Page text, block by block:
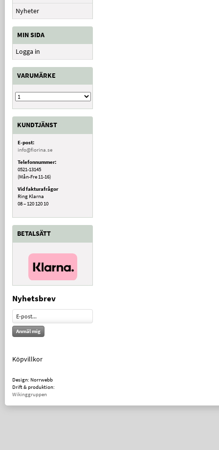
Nyheter
MIN SIDA
Logga in
VARUMÄRKE
KUNDTJÄNST
E-post:
info@fiorina.se
Telefonnummer:
0521-13145
(Mån-Fre 11-16)
Vid fakturafrågor
Ring Klarna
08 – 120 120 10
BETALSÄTT
Nyhetsbrev
Anmäl mig
Köpvillkor
Design: Norrwebb
Drift & produktion:
Wikinggruppen